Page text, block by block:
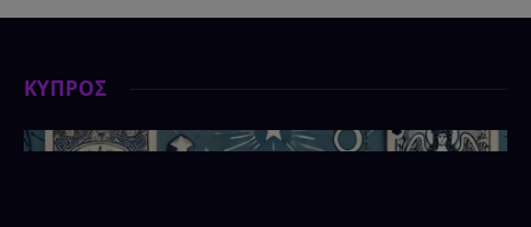
ΚΥΠΡΟΣ